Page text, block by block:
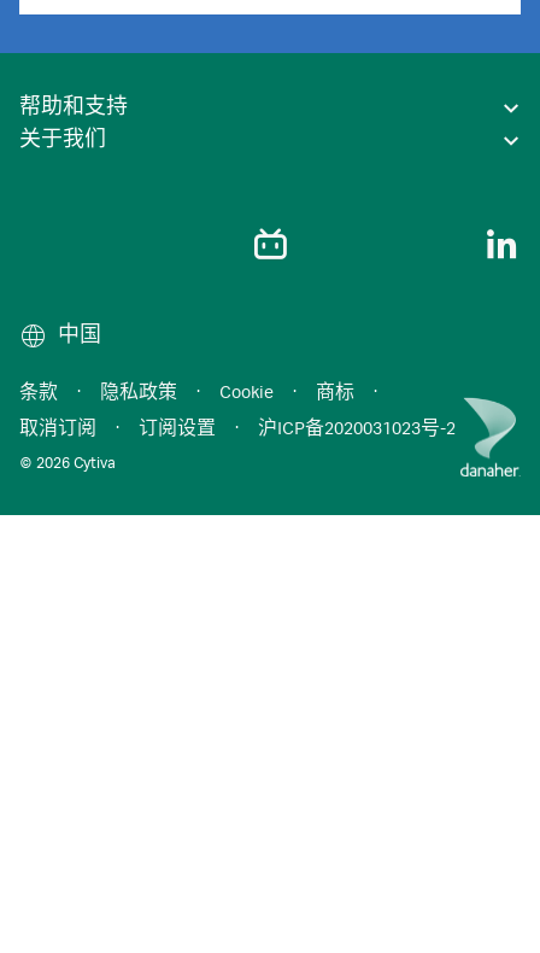
帮助和支持
关于我们
中国
© 2026 Cytiva
条款 · 隐私政策 · Cookie · 商标
·
取消订阅
· 订阅设置 · 沪ICP备2020031023号-2